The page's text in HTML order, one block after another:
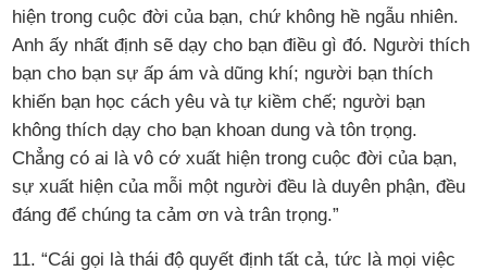
hiện trong cuộc đời của bạn, chứ không hề ngẫu nhiên.
Anh ấy nhất định sẽ dạy cho bạn điều gì đó. Người thích
bạn cho bạn sự ấp ám và dũng khí; người bạn thích
khiến bạn học cách yêu và tự kiềm chế; người bạn
không thích dạy cho bạn khoan dung và tôn trọng.
Chẳng có ai là vô cớ xuất hiện trong cuộc đời của bạn,
sự xuất hiện của mỗi một người đều là duyên phận, đều
đáng để chúng ta cảm ơn và trân trọng.”
11. “Cái gọi là thái độ quyết định tất cả, tức là mọi việc